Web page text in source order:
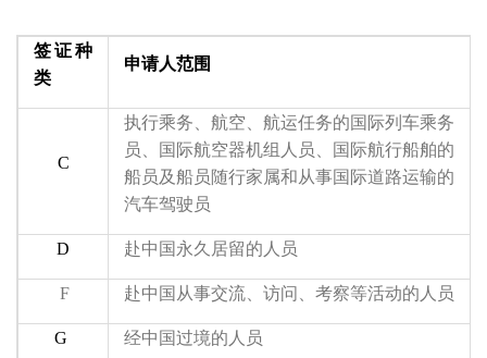
签证种
类
申请人范围
C
执行乘务、航空、航运任务的国际列车乘务
员、国际航空器机组人员、国际航行船舶的
船员及船员随行家属和从事国际道路运输的
汽车驾驶员
D 赴中国永久居留的人员
F 赴中国从事交流、访问、考察等活动的人员
G 经中国过境的人员